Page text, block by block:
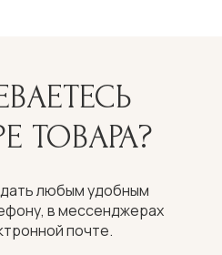
ТОВАРА?
любым удобным
в мессенджерах
почте.